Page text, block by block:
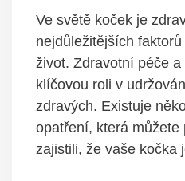
Ve světě koček je
nejdůležitějších
život. Zdravotní péče
klíčovou roli v
zdravých. Existuje
opatření, která můžete
zajistili, že vaše kočka